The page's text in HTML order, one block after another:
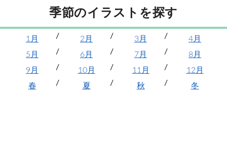
季節のイラストを探す
1月 2月 3月
4月
5月
6月 7月
8月
9月
10月 11月
12月
春
夏 秋 冬